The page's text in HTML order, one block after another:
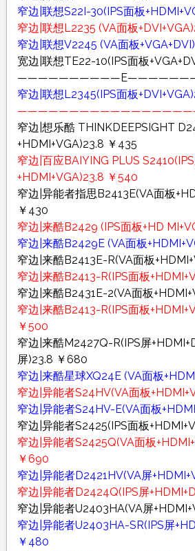
窄边|联想S22I-30(IPS面板
窄边|联想L2235 (VA面板
窄边|联想V2245 (VA面板
宽边|联想TE22-10(IPS面板
窄边|联想L2345(IPS面板
窄边|想乐酷 THINKDEEPSIGHT
+HDMI+VGA)23.8 ￥435
窄边|百应BAIYING PLUS
+HDMI+VGA)23.8 ￥540
窄边|异能者指思B2413E(VA面板
￥430
窄边|来酷B2429 (IPS面板+HD
窄边|来酷B2429E (VA面板
窄边|来酷B2413E-R(VA面板
窄边|来酷B2413-R(IPS面板
窄边|来酷B2431E-2(VA面板
窄边|来酷B2413-R(IPS面板
￥500
窄边|来酷M2427Q-R(IPS屏
屏)23.8 ￥680
窄边|来酷星球XQ24E (VA面板
窄边|异能者S24HV(VA面板
窄边|异能者S24HV-E(VA面板
窄边|异能者S2425(IPS面板
窄边|异能者S2425Q(VA面板
￥690
窄边|异能者D2421HV(VA屏
窄边|异能者D2424Q(IPS屏
窄边|异能者U2403HA(VA屏
窄边|异能者U2403HA-SR(IPS屏
￥480